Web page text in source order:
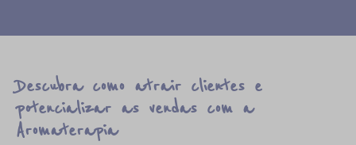
Descubra como atrair clientes e
potencializar as vendas com a
Aromaterapia